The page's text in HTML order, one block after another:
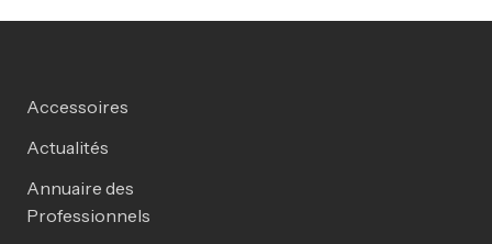
Accessoires
Actualités
Annuaire des
Professionnels